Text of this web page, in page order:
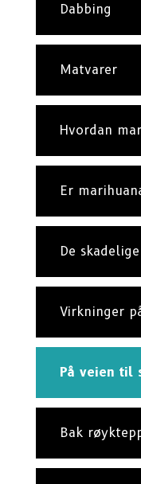
Dabbing
Matvarer
Hvordan
Er
De
Virkninger
På veien til
Bak